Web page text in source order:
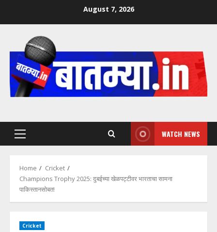
August 7, 2026
Primary
WATCH NEWS
Home
Cricket
Champions Trophy 2025: दुबईच्या खेळपट्टीवर भारताचा सामना
पाकिस्तानसोबत!
Cricket